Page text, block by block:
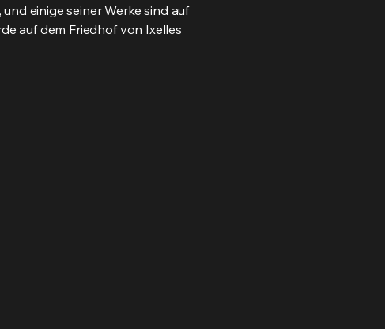
einige seiner Werke sind auf
auf dem Friedhof von Ixelles